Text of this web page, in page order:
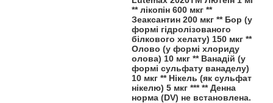
** лікопін 600 мкг **
Зеаксантин 200 мкг ** Бор (у
формі гідролізованого
білкового хелату) 150 мкг **
Олово (у формі хлориду
олова) 10 мкг ** Ванадій (у
формі сульфату ванаделу)
10 мкг ** Нікель (як сульфат
нікелю) 5 мкг *** ** Денна
норма (DV) не встановлена.